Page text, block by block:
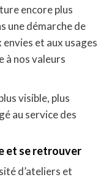
encore plus
une démarche de
et aux usages
à nos valeurs
visible, plus
au service des
et se retrouver
d’ateliers et